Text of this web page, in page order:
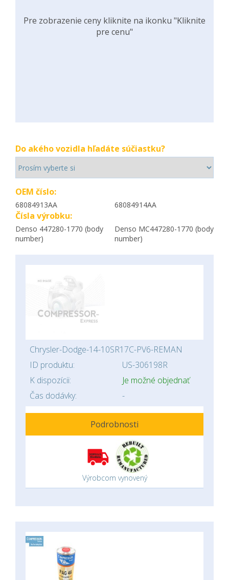
Pre zobrazenie ceny kliknite na ikonku "Kliknite
pre cenu"
Do akého vozidla hľadáte súčiastku?
OEM číslo:
68084913AA 68084914AA
Čísla výrobku:
Denso 447280-1770 (body
number)
Denso MC447280-1770 (body
number)
Chrysler-Dodge-14-10SR17C-PV6-REMAN
ID produktu:
US-306198R
K dispozícii:
Je možné objednať
Čas dodávky:
-
Podrobnosti
Výrobcom vynovený